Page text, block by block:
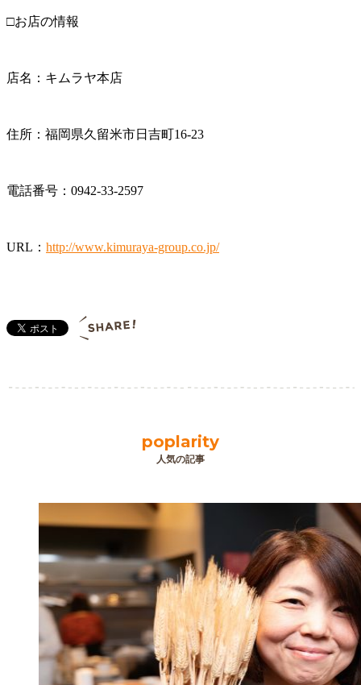
□お店の情報
店名：キムラヤ本店
住所：福岡県久留米市日吉町16-23
電話番号：0942-33-2597
URL： http://www.kimuraya-group.co.jp/
poplarity
人気の記事